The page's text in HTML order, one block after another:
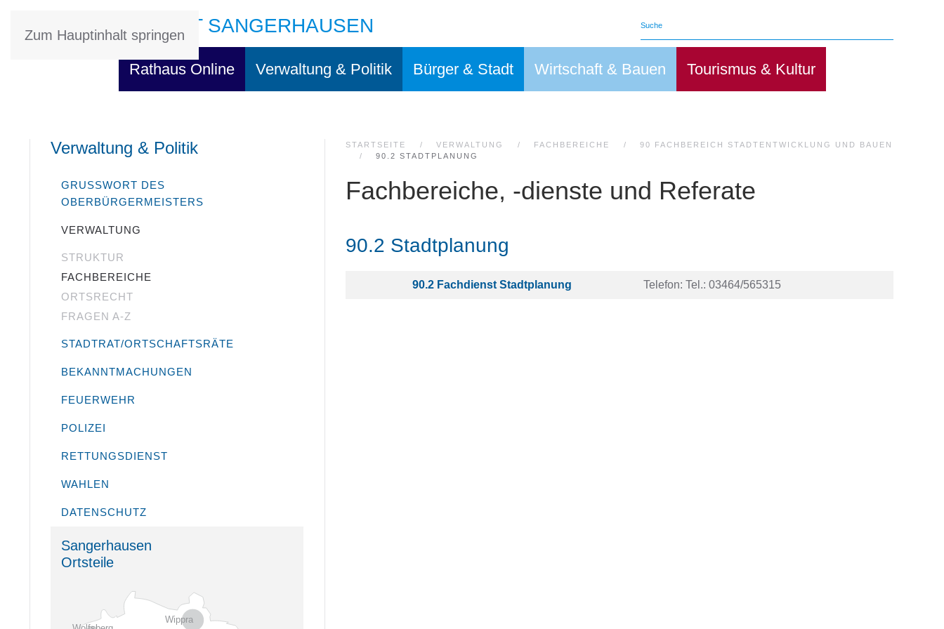
Zum Hauptinhalt springenSTADT SANGERHAUSEN
Rathaus Online Verwaltung & Politik Bürger & Stadt Wirtschaft & Bauen Tourismus & Kultur
STARTSEITE VERWALTUNG FACHBEREICHE
90 FACHBEREICH STADTENTWICKLUNG UND BAUEN
90.2 STADTPLANUNG
Fachbereiche, -dienste und Referate
90.2 Stadtplanung
Details
90.2 Fachdienst Stadtplanung Telefon: Tel.: 03464/565315
Verwaltung & Politik
GRUSSWORT DES O
BERBÜRGERMEISTERS
VERWALTUNG
STRUKTUR
FACHBEREICHE
ORTSRECHT
FRAGEN A-Z
STADTRAT/ORTSCHAFTSRÄTE
BEKANNTMACHUNGEN
FEUERWEHR
POLIZEI
RETTUNGSDIENST
WAHLEN
DATENSCHUTZ
Sangerhausen
Ortsteile
Wippra